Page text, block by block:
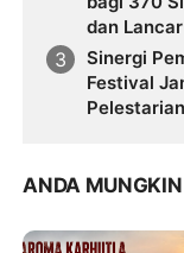
dan Lancar
Sinergi
Festival
ANDA